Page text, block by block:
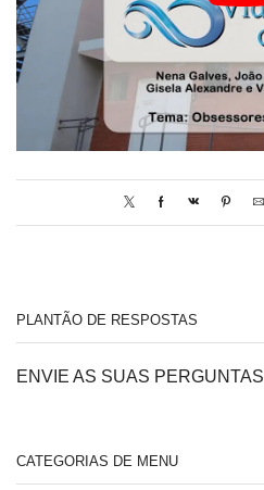
PLANTÃO DE RESPOSTAS
ENVIE AS SUAS PERGUNTAS
CATEGORIAS DE MENU